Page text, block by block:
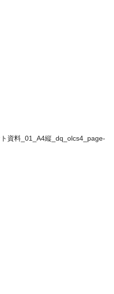
資料_01_A4縦_dq_olcs4_page-